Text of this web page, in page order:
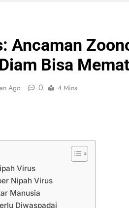
Anus Manusia,
Rektum Manusia,
Usus Besar Manusia,
Lambung Manusia,
2 Minggu Ago
Ancaman
Bisa
Ago 0 4 Mins
Virus
Nipah Virus
Manusia
Diwaspadai